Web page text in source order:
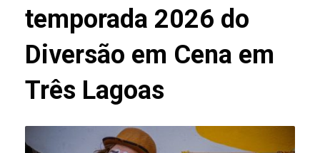
temporada 2026 do
Diversão em Cena em
Três Lagoas